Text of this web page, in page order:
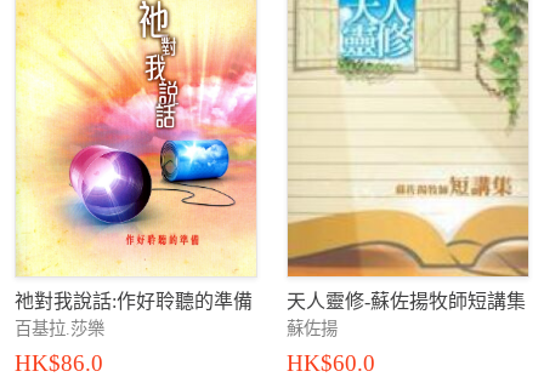
祂對我說話:作好聆聽的準備
百基拉.莎樂
HK$86.0
天人靈修-蘇佐揚牧師短講集
蘇佐揚
HK$60.0